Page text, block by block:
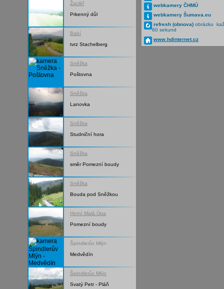
Žacléř
Prkenný důl
Babí
tvrz Stachelberg
Sněžka
Poštovna
Sněžka
Lanovka
Sněžka
Studniční hora
Sněžka
směr Pomezní boudy
Sněžka
Bouda pod Sněžkou
Horní Malá Úpa
Pomezní boudy
Špindlerův Mlýn
Medvědín
Špindlerův Mlýn
Svatý Petr - Pláň
webkamery ČHMÚ
webkamery Šumava.eu
refresh (obnova) obrázku
60 sekund
www.hdinternet.cz